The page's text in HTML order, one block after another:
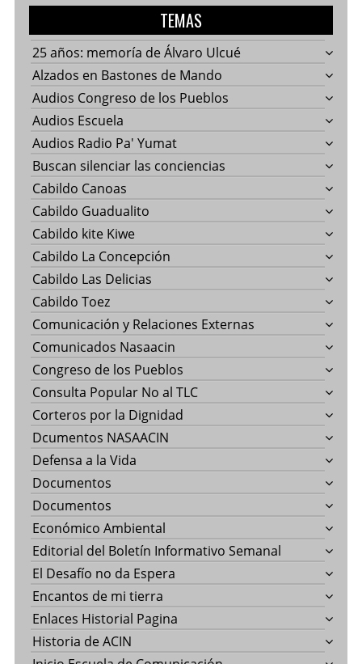
TEMAS
25 años: memoría de Álvaro Ulcué
Alzados en Bastones de Mando
Audios Congreso de los Pueblos
Audios Escuela
Audios Radio Pa' Yumat
Buscan silenciar las conciencias
Cabildo Canoas
Cabildo Guadualito
Cabildo kite Kiwe
Cabildo La Concepción
Cabildo Las Delicias
Cabildo Toez
Comunicación y Relaciones Externas
Comunicados Nasaacin
Congreso de los Pueblos
Consulta Popular No al TLC
Corteros por la Dignidad
Dcumentos NASAACIN
Defensa a la Vida
Documentos
Documentos
Económico Ambiental
Editorial del Boletín Informativo Semanal
El Desafío no da Espera
Encantos de mi tierra
Enlaces Historial Pagina
Historia de ACIN